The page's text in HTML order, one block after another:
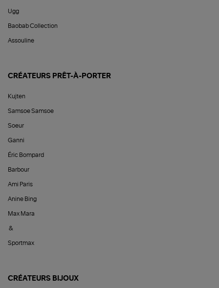
Ugg
Baobab Collection
Assouline
CRÉATEURS PRÊT-À-PORTER
Kujten
Samsoe Samsoe
Soeur
Ganni
Éric Bompard
Barbour
Ami Paris
Anine Bing
Max Mara
&
Sportmax
CRÉATEURS BIJOUX